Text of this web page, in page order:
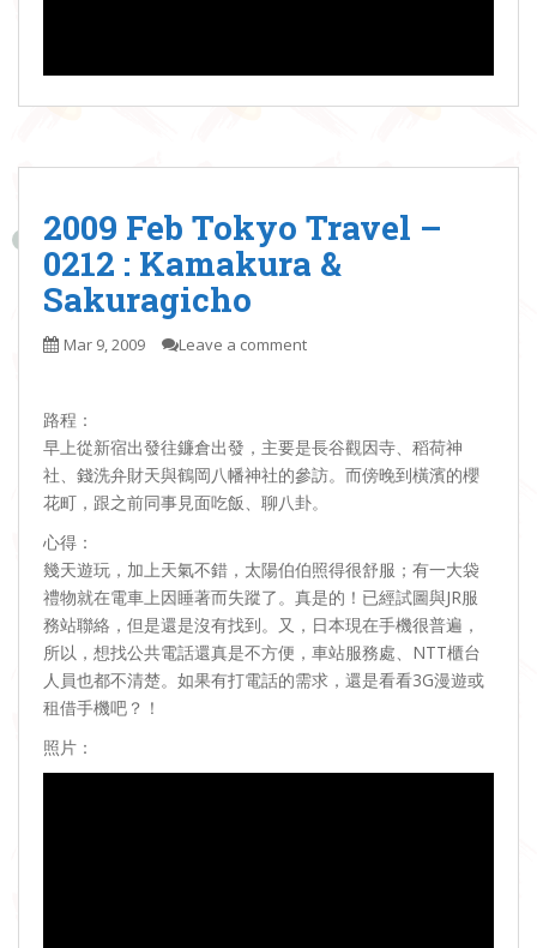
2009 Feb Tokyo Travel –
0212 : Kamakura &
Sakuragicho
Mar 9, 2009 Leave a comment
路程：
早上從新宿出發往鐮倉出發，主要是長谷觀因寺、稻荷神
社、錢洗弁財天與鶴岡八幡神社的參訪。而傍晚到橫濱的櫻
花町，跟之前同事見面吃飯、聊八卦。
心得：
幾天遊玩，加上天氣不錯，太陽伯伯照得很舒服；有一大袋
禮物就在電車上因睡著而失蹤了。真是的！已經試圖與JR服
務站聯絡，但是還是沒有找到。又，日本現在手機很普遍，
所以，想找公共電話還真是不方便，車站服務處、NTT櫃台
人員也都不清楚。如果有打電話的需求，還是看看3G漫遊或
租借手機吧？！
照片：